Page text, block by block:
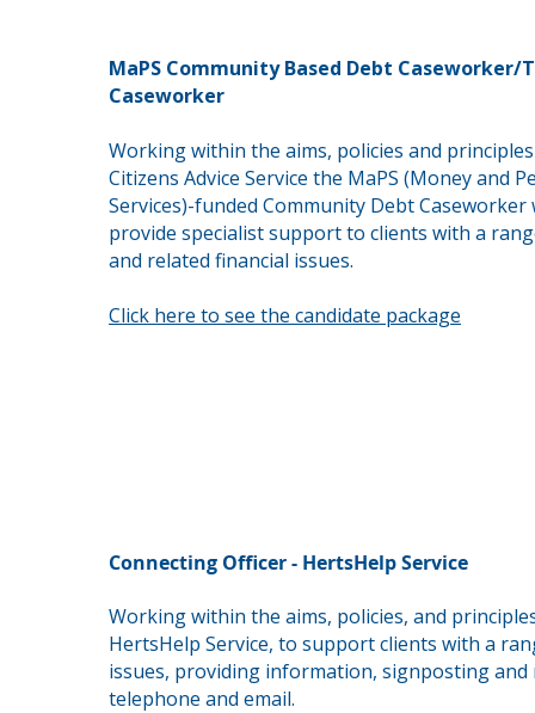
MaPS Community Based Debt Caseworker/
Caseworker
Working within the aims, policies and
Citizens Advice Service the MaPS (Money and
Services)-funded Community Debt Caseworker
provide specialist support to clients with a
and related financial issues.
Click here to see the candidate package
Connecting Officer - HertsHelp Service
Working within the aims, policies, and
HertsHelp Service, to support clients with a
issues, providing information, signposting and
telephone and email.